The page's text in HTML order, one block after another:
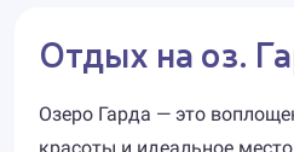
Отдых на оз.
Озеро Гарда — это